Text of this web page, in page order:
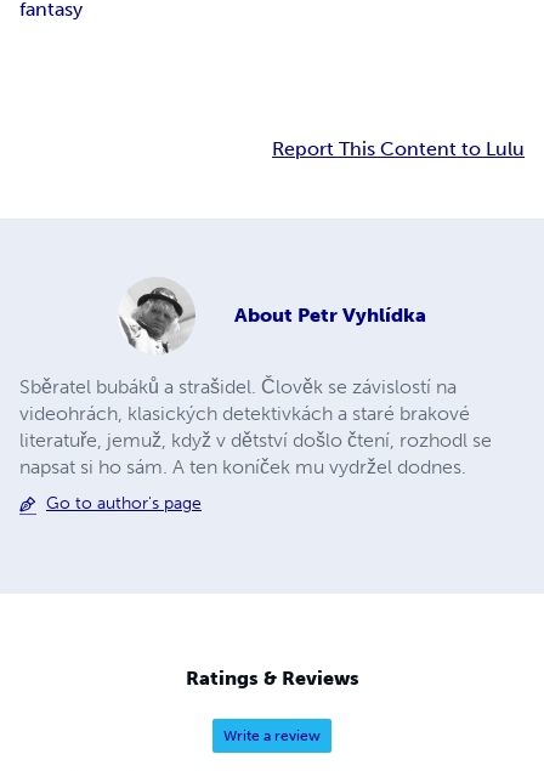
fantasy
Report This Content to Lulu
About Petr Vyhlídka
Sběratel bubáků a strašidel. Člověk se závislostí na
videohrách, klasických detektivkách a staré brakové
literatuře, jemuž, když v dětství došlo čtení, rozhodl se
napsat si ho sám. A ten koníček mu vydržel dodnes.
Go to author's page
Ratings & Reviews
Write a review